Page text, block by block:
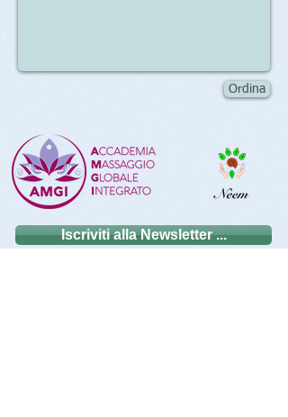
Ordina
Iscriviti alla Newsletter ...